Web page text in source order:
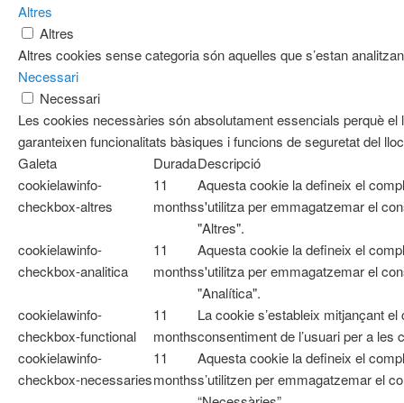
Altres
Altres
Altres cookies sense categoria són aquelles que s’estan
Necessari
Necessari
Les cookies necessàries són absolutament essencials perquè
garanteixen funcionalitats bàsiques i funcions de seguretat del
Galeta
DuradaDescripció
cookielawinfo-
checkbox-altres
11
months
Aquesta cookie la defineix el
s'utilitza per emmagatzemar el
"Altres".
cookielawinfo-
checkbox-analitica
11
months
Aquesta cookie la defineix el
s'utilitza per emmagatzemar el
"Analítica".
cookielawinfo-
checkbox-functional
11
months
La cookie s’estableix mitjançant
consentiment de l’usuari per a les
cookielawinfo-
checkbox-necessaries
11
months
Aquesta cookie la defineix el
s’utilitzen per emmagatzemar el